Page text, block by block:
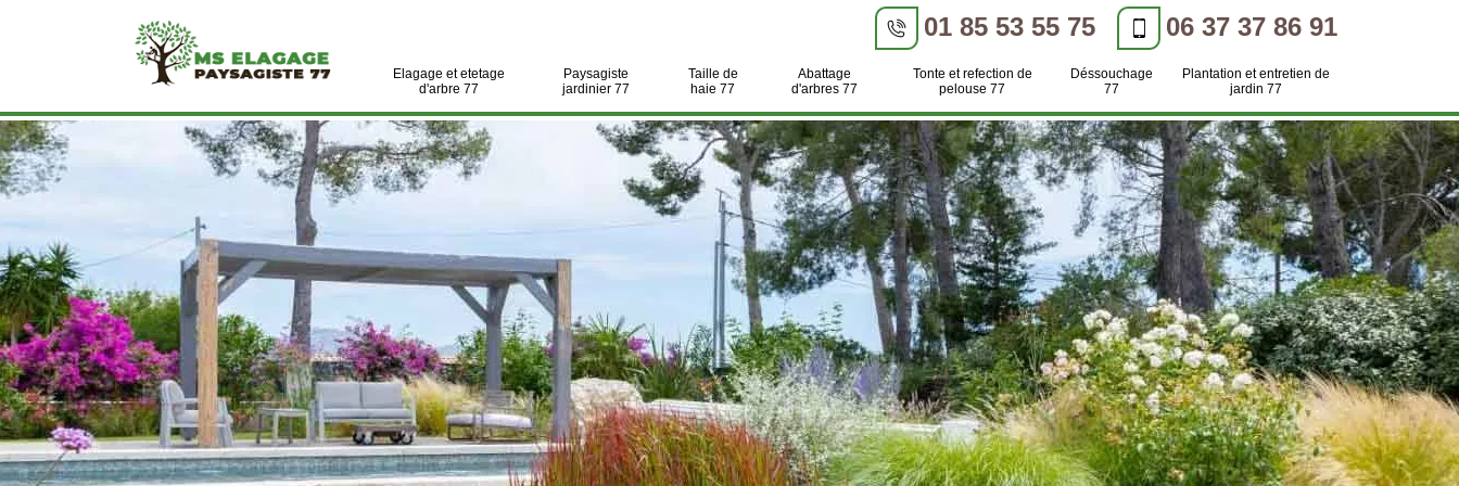
01 85 53 55 75 06 37 37 86 91
Elagage et etetage
d'arbre 77
Paysagiste
jardinier 77
Taille de
haie 77
Abattage
d'arbres 77
Tonte et refection de
pelouse 77
Déssouchage
77
Plantation et entretien de
jardin 77